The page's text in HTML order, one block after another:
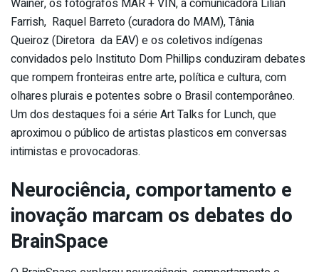
Wainer, os fotógrafos MAR + VIN, a comunicadora Lilian
Farrish, Raquel Barreto (curadora do MAM), Tânia
Queiroz (Diretora da EAV) e os coletivos indígenas
convidados pelo Instituto Dom Phillips conduziram debates
que rompem fronteiras entre arte, política e cultura, com
olhares plurais e potentes sobre o Brasil contemporâneo.
Um dos destaques foi a série Art Talks for Lunch, que
aproximou o público de artistas plasticos em conversas
intimistas e provocadoras.
Neurociência, comportamento e
inovação marcam os debates do
BrainSpace